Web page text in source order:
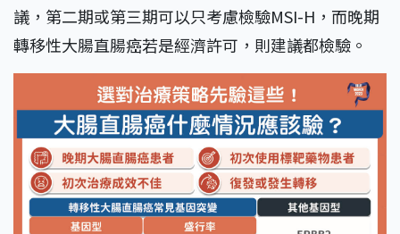
議，第二期或第三期可以只考慮檢驗MSI-H，而晚期
轉移性大腸直腸癌若是經濟許可，則建議都檢驗。